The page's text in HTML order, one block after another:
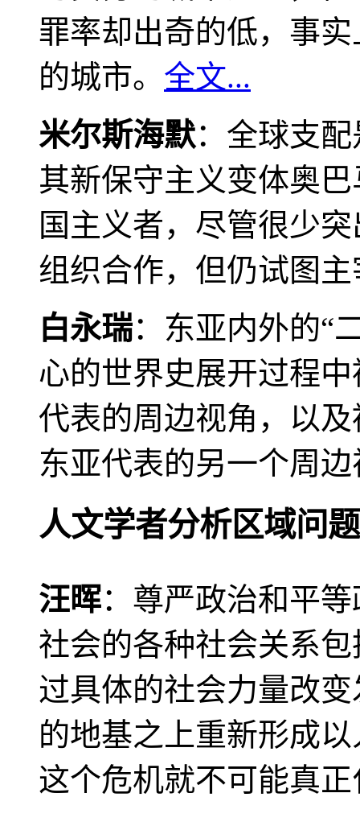
罪率却出奇的低，事
的城市。 全文...
米尔斯海默：全球支
其新保守主义变体奥
国主义者，尽管很少
组织合作，但仍试图
白永瑞：东亚内外的“
心的世界史展开过程
代表的周边视角，以
东亚代表的另一个周
人文学者分析区域问题
汪晖：尊严政治和平
社会的各种社会关系
过具体的社会力量改
的地基之上重新形成
这个危机就不可能真